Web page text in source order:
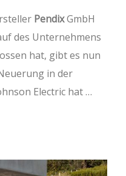
PendixGmbH
des Unternehmens
hat, gibt es nun
in der
Electric hat …